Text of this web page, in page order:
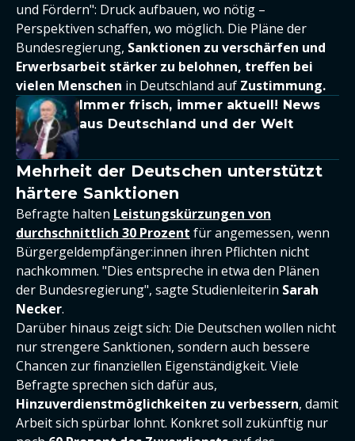
und Fördern": Druck aufbauen, wo nötig –
Perspektiven schaffen, wo möglich. Die Pläne der
Bundesregierung, Sanktionen zu verschärfen und
Erwerbsarbeit stärker zu belohnen, treffen bei
vielen Menschen in Deutschland auf Zustimmung.
Immer frisch, immer aktuell! News
aus Deutschland und der Welt
Mehrheit der Deutschen unterstützt
härtere Sanktionen
Befragte halten Leistungskürzungen von
durchschnittlich 30 Prozent für angemessen, wenn
Bürgergeldempfänger:innen ihren Pflichten nicht
nachkommen. "Dies entspreche in etwa den Plänen
der Bundesregierung", sagte Studienleiterin Sarah
Necker.
Darüber hinaus zeigt sich: Die Deutschen wollen nicht
nur strengere Sanktionen, sondern auch bessere
Chancen zur finanziellen Eigenständigkeit. Viele
Befragte sprechen sich dafür aus,
Hinzuverdienstmöglichkeiten zu verbessern, damit
Arbeit sich spürbar lohnt. Konkret soll zukünftig nur